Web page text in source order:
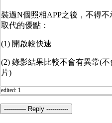
裝過N個照相APP之後，不得
取代的優點：
(1) 開啟較快速
(2) 錄影結果比較不會有異常(
片)
edited: 1
----------- Reply -----------